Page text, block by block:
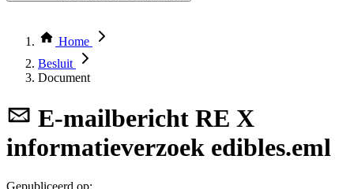
Thema COVID-19
Bekijk per bestuursorgaan
Home
Besluit
Document
E-mailbericht RE X
informatieverzoek edibles.eml
Gepubliceerd op: